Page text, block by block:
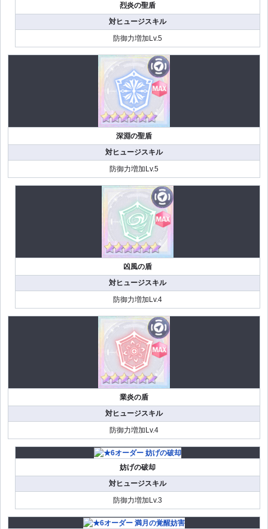
烈炎の聖盾
対ヒュージスキル
防御力増加Lv.5
深淵の聖盾
対ヒュージスキル
防御力増加Lv.5
凶風の盾
対ヒュージスキル
防御力増加Lv.4
業炎の盾
対ヒュージスキル
防御力増加Lv.4
妨げの破却
対ヒュージスキル
防御力増加Lv.3